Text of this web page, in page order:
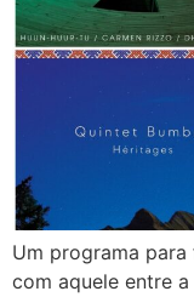
Um programa
com aquele entre